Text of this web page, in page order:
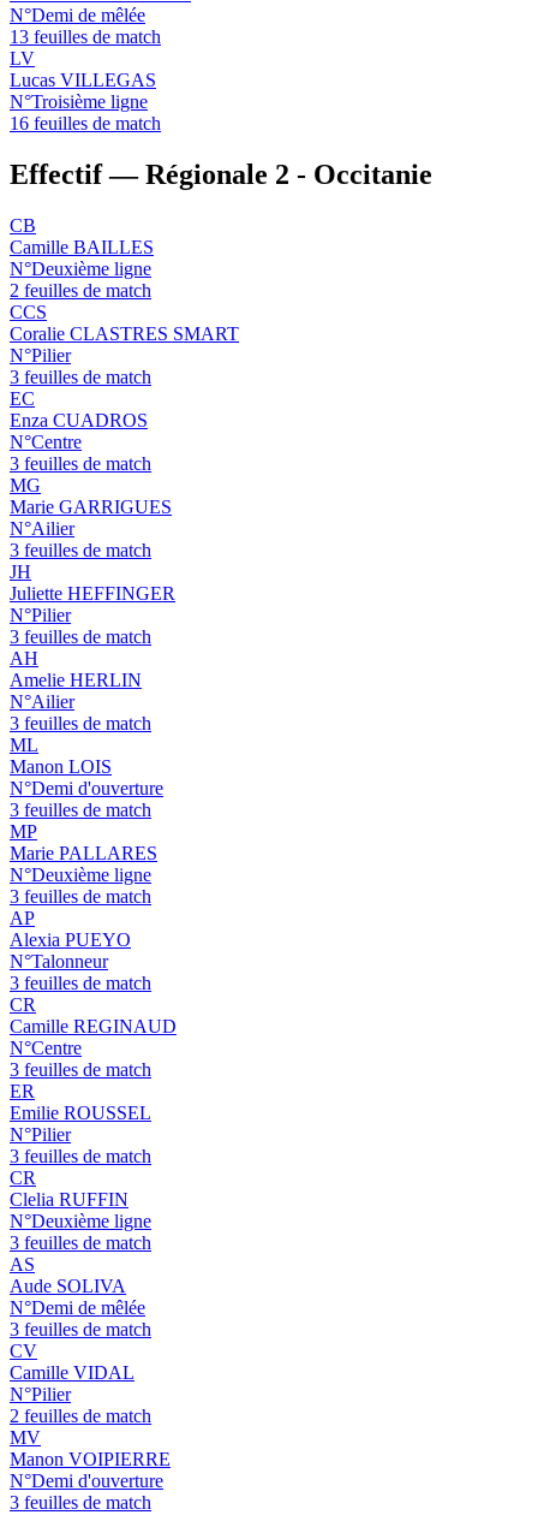
N°Demi de mêlée
13 feuilles de match
LV
Lucas VILLEGAS
N°Troisième ligne
16 feuilles de match
Effectif — Régionale 2 - Occitanie
CB
Camille BAILLES
N°Deuxième ligne
2 feuilles de match
CCS
Coralie CLASTRES SMART
N°Pilier
3 feuilles de match
EC
Enza CUADROS
N°Centre
3 feuilles de match
MG
Marie GARRIGUES
N°Ailier
3 feuilles de match
JH
Juliette HEFFINGER
N°Pilier
3 feuilles de match
AH
Amelie HERLIN
N°Ailier
3 feuilles de match
ML
Manon LOIS
N°Demi d'ouverture
3 feuilles de match
MP
Marie PALLARES
N°Deuxième ligne
3 feuilles de match
AP
Alexia PUEYO
N°Talonneur
3 feuilles de match
CR
Camille REGINAUD
N°Centre
3 feuilles de match
ER
Emilie ROUSSEL
N°Pilier
3 feuilles de match
CR
Clelia RUFFIN
N°Deuxième ligne
3 feuilles de match
AS
Aude SOLIVA
N°Demi de mêlée
3 feuilles de match
CV
Camille VIDAL
N°Pilier
2 feuilles de match
MV
Manon VOIPIERRE
N°Demi d'ouverture
3 feuilles de match